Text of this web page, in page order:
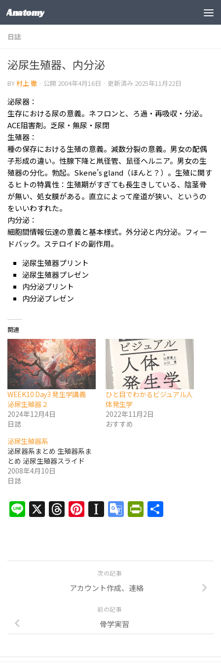
コンテンツの下
Anatomy
日誌
泌尿生殖器、内分泌
BY村上 徹 · 公開 2004年4月16日 · 更新済み 2025年11月22日
泌尿器：
生存における尿の意義。ネフロンと、ろ過・再吸収・分泌。
ACE阻害剤。乏尿・無尿・尿閉
生殖器：
種の保存における生殖の意義。減数分裂の意義。男女の配偶
子形成の違い。性腺下降と鼡径管、鼠径ヘルニア。男女の生
殖器の分化。勃起。Skene’s gland（ほんと？）。生殖に関す
るヒトの特異性：生殖期がすぎても長生きしている、陰茎骨
が無い、処女膜がある。直立によって産道が狭い、というの
をいいわすれた。
内分泌：
細胞間情報伝達の意義と基本様式。外分泌と内分泌。フィー
ドバック。ステロイドの副作用。
泌尿生殖器プリント
泌尿生殖器プレゼン
内分泌プリント
内分泌プレゼン
関連
WEEK10 Day3 発生学講義
泌尿生殖器２
2024年12月4日
日誌
ひと目でわかるビジュアル人
体発生学
2022年11月2日
おすすめ
泌尿生殖器系
泌尿器系まとめ 生殖器系ま
とめ 泌尿生殖器スライド
2008年4月10日
日誌
Line
X Threads
Pinterest
Instapaper
Google
次の記事
アカウント作成、連絡
前の記事
骨学実習